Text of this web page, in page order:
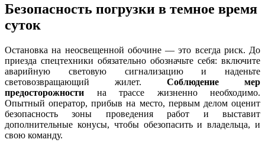
Безопасность погрузки в темное время
суток
Остановка на неосвещенной обочине — это всегда риск. До
приезда спецтехники обязательно обозначьте себя: включите
аварийную световую сигнализацию и наденьте
световозвращающий жилет. Соблюдение мер
предосторожности на трассе жизненно необходимо.
Опытный оператор, прибыв на место, первым делом оценит
безопасность зоны проведения работ и выставит
дополнительные конусы, чтобы обезопасить и владельца, и
свою команду.